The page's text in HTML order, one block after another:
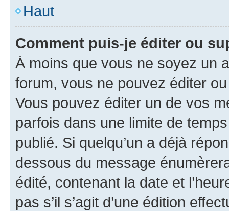
Haut
Comment puis-je éditer ou
À moins que vous ne soyez un
forum, vous ne pouvez éditer
Vous pouvez éditer un de vos
parfois dans une limite de
publié. Si quelqu’un a déjà
dessous du message
édité, contenant la date et
pas s’il s’agit d’une édition